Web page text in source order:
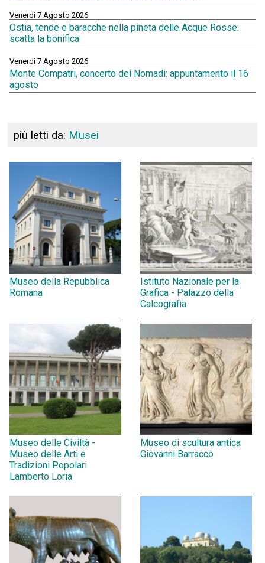
Venerdì 7 Agosto 2026
Ostia, tende e baracche nella pineta delle Acque Rosse:
scatta la bonifica
Venerdì 7 Agosto 2026
Monte Compatri, concerto dei Nomadi: appuntamento il 16
agosto
più letti da: Musei
Museo della Repubblica
Romana
Istituto Nazionale per la
Grafica - Palazzo della
Calcografia
Museo delle Civiltà -
Museo delle Arti e
Tradizioni Popolari
Lamberto Loria
Museo di scultura antica
Giovanni Barracco